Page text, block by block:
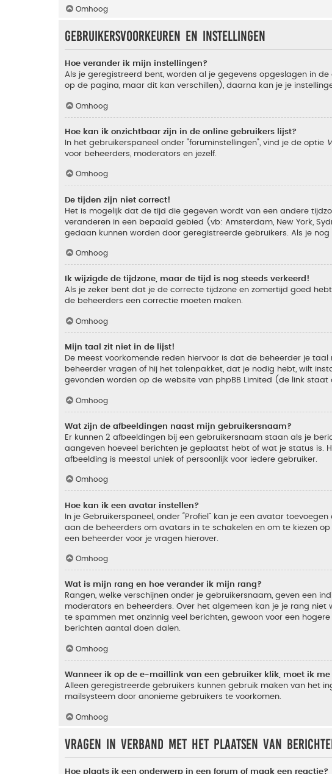
Omhoog
Gebruikersvoorkeuren en instellingen
Hoe verander ik mijn instellingen?
Als je geregistreerd bent, worden al je gegevens opgeslagen in
op de pagina, maar dit kan verschillen), daarna kan je je
Omhoog
Hoe kan ik onzichtbaar zijn in de online gebruikers lijst?
In het gebruikerspaneel onder "foruminstellingen", vind je de optie
voor beheerders, moderators en jezelf.
Omhoog
De tijden zijn niet correct!
Het is mogelijk dat de tijd die gegeven wordt van een andere
veranderen in een bepaald gebied (vb: Amsterdam, New York,
gedaan kunnen worden door geregistreerde gebruikers. Als je
Omhoog
Ik wijzigde de tijdzone, maar de tijd is nog steeds verkeerd!
Als je zeker bent dat je de correcte tijdzone en zomertijd goed
de beheerders een correctie moeten maken.
Omhoog
Mijn taal zit niet in de lijst!
De meest voorkomende reden hiervoor is dat de beheerder je
beheerder vragen of hij het talenpakket, dat je nodig hebt, wilt
gevonden worden op de website van phpBB Limited (de link
Omhoog
Wat zijn de afbeeldingen naast mijn gebruikersnaam?
Er kunnen 2 afbeeldingen bij een gebruikersnaam staan als je
aangeven hoeveel berichten je geplaatst hebt of wat je status is.
afbeelding is meestal uniek of persoonlijk voor iedere gebruiker.
Omhoog
Hoe kan ik een avatar instellen?
In je Gebruikerspaneel, onder “Profiel” kan je een avatar
aan de beheerders om avatars in te schakelen en om te kiezen
een beheerder voor je vragen hierover.
Omhoog
Wat is mijn rang en hoe verander ik mijn rang?
Rangen, welke verschijnen onder je gebruikersnaam, geven een
moderators en beheerders. Over het algemeen kan je je rang
te spammen met onzinnig veel berichten, gewoon voor een
berichten aantal doen dalen.
Omhoog
Wanneer ik op de e-maillink van een gebruiker klik, moet ik
Alleen geregistreerde gebruikers kunnen gebruik maken van het
mailsysteem door anonieme gebruikers te voorkomen.
Omhoog
Vragen in verband met het plaatsen van
Hoe plaats ik een onderwerp in een forum of maak een reactie?